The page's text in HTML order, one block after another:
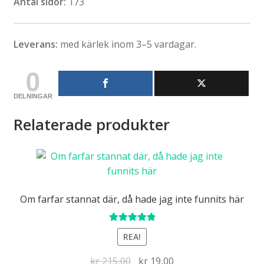
Leverans: med kärlek inom 3–5 vardagar.
0
DELNINGAR
Relaterade produkter
Om farfar stannat där, då hade jag inte funnits här
Betygsatt
5.00av 5
REA!
kr215,00
Det
kr 19,00